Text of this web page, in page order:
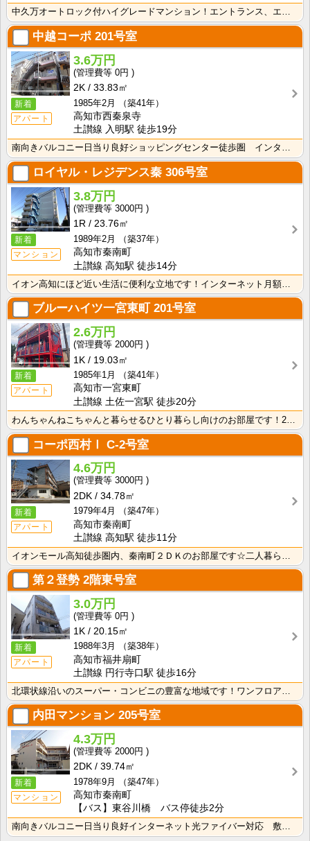
中久万オートロック付ハイグレードマンション！エントランス、エレベーターホールとてもおしゃれです！！ ･･･
中越コーポ 201号室
新着
アパート
3.6万円
0円
2K
33.83㎡
1985年2月
（築41年）
高知市西秦泉寺
土讃線 入明駅 徒歩19分
南向きバルコニー日当り良好ショッピングセンター徒歩圏 インターネット光ファイバー対応
ロイヤル・レジデンス秦 306号室
新着
マンション
3.8万円
3000円
1R
23.76㎡
1989年2月
（築37年）
高知市秦南町
土讃線 高知駅 徒歩14分
ブルーハイツ一宮東町 201号室
新着
アパート
2.6万円
2000円
1K
19.03㎡
1985年1月
（築41年）
高知市一宮東町
土讃線 土佐一宮駅 徒歩20分
コーポ西村Ⅰ C-2号室
新着
アパート
4.6万円
3000円
2DK
34.78㎡
1979年4月
（築47年）
高知市秦南町
土讃線 高知駅 徒歩11分
第２登勢 2階東号室
新着
アパート
3.0万円
0円
1K
20.15㎡
1988年3月
（築38年）
高知市福井扇町
土讃線 円行寺口駅 徒歩16分
北環状線沿いのスーパー・コンビニの豊富な地域です！ワンフロアに2世帯ずつなので窓が多く、風通しの良い･･･
内田マンション 205号室
新着
マンション
4.3万円
2000円
2DK
39.74㎡
1978年9月
（築47年）
高知市秦南町
【バス】東谷川橋 バス停徒歩2分
南向きバルコニー日当り良好インターネット光ファイバー対応 敷金・礼金0円！